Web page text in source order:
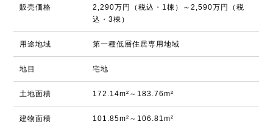
販売価格
2,290万円（税込・1棟）～2,590万円（税
込・3棟）
用途地域 第一種低層住居専用地域
地目 宅地
土地面積 172.14m²～183.76m²
建物面積 101.85m²～106.81m²